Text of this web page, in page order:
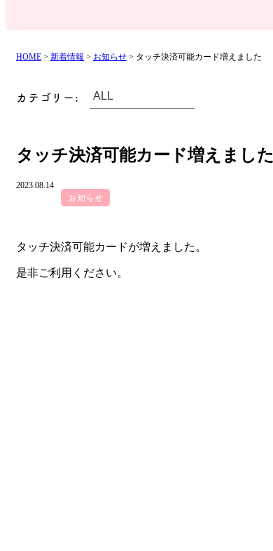
HOME > 新着情報 > お知らせ > タッチ決済可能カード増えました
カテゴリー:
タッチ決済可能カード増えました
2023.08.14
お知らせ
タッチ決済可能カードが増えました。
是非ご利用ください。